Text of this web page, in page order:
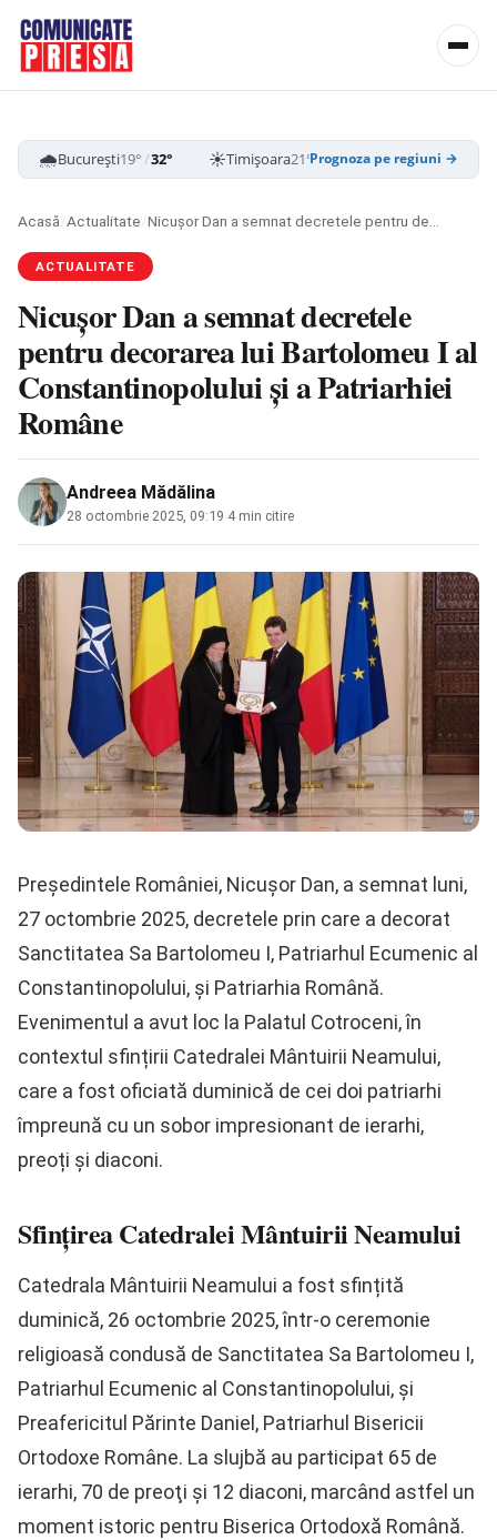
🌧️București19°/32° ☀️Timișoara21°/33° ☁️Cluj-Napoca
Prognoza pe regiuni →
Acasă/Actualitate/
ACTUALITATE
Nicușor Dan a semnat decretele
pentru decorarea lui Bartolomeu I al
Constantinopolului și a Patriarhiei
Române
Andreea Mădălina
28 octombrie 2025, 09:19 4 min citire
Președintele României, Nicușor Dan, a semnat luni,
27 octombrie 2025, decretele prin care a decorat
Sanctitatea Sa Bartolomeu I, Patriarhul Ecumenic al
Constantinopolului, și Patriarhia Română.
Evenimentul a avut loc la Palatul Cotroceni, în
contextul sfințirii Catedralei Mântuirii Neamului,
care a fost oficiată duminică de cei doi patriarhi
împreună cu un sobor impresionant de ierarhi,
preoți și diaconi.
Sfințirea Catedralei Mântuirii Neamului
Catedrala Mântuirii Neamului a fost sfințită
duminică, 26 octombrie 2025, într-o ceremonie
religioasă condusă de Sanctitatea Sa Bartolomeu I,
Patriarhul Ecumenic al Constantinopolului, și
Preafericitul Părinte Daniel, Patriarhul Bisericii
Ortodoxe Române. La slujbă au participat 65 de
ierarhi, 70 de preoţi și 12 diaconi, marcând astfel un
moment istoric pentru Biserica Ortodoxă Română.